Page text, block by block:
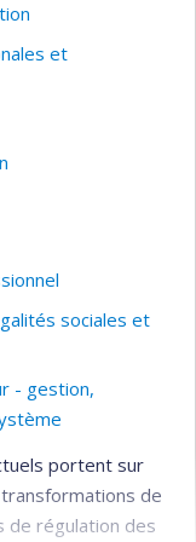
d’équité chez
œuvrant en milieu
de
portent
selon le point de
visent à
à
en
minorisés
en milieu
et
sociales et
- gestion,
portent sur
de
de régulation des